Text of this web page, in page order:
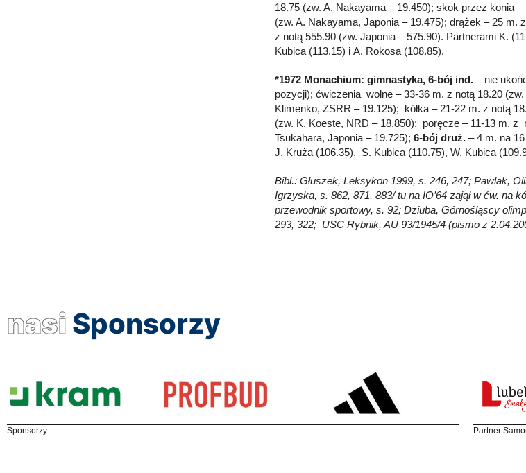
18.75 (zw. A. Nakayama – 19.450); skok przez konia
(zw. A. Nakayama, Japonia – 19.475); drążek – 25 m.
z notą 555.90 (zw. Japonia – 575.90). Partnerami K.
Kubica (113.15) i A. Rokosa (108.85).
*1972 Monachium: gimnastyka, 6-bój ind. – nie
pozycji); ćwiczenia wolne – 33-36 m. z notą 18.20
Klimenko, ZSRR – 19.125); kółka – 21-22 m. z notą
(zw. K. Koeste, NRD – 18.850); poręcze – 11-13 m. z
Tsukahara, Japonia – 19.725); 6-bój druż. – 4 m. na
J. Kruża (106.35), S. Kubica (110.75), W. Kubica
Bibl.: Głuszek, Leksykon 1999, s. 246, 247; Pawlak,
Igrzyska, s. 862, 871, 883/ tu na IO’64 zajął w ćw. na
przewodnik sportowy, s. 92; Dziuba, Górnośląscy
293, 322; USC Rybnik, AU 93/1945/4 (pismo z
nasi Sponsorzy
Sponsorzy Partner